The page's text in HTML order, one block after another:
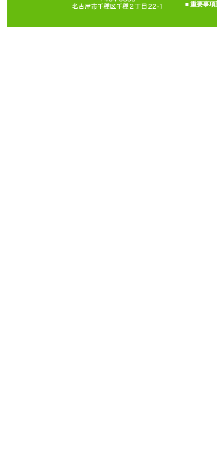
■ 重要事項